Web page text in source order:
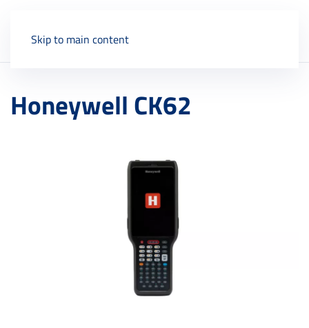
Skip to main content
Honeywell CK62